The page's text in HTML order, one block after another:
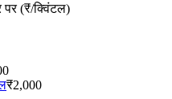
पर (₹/क्विंटल)
₹2,000